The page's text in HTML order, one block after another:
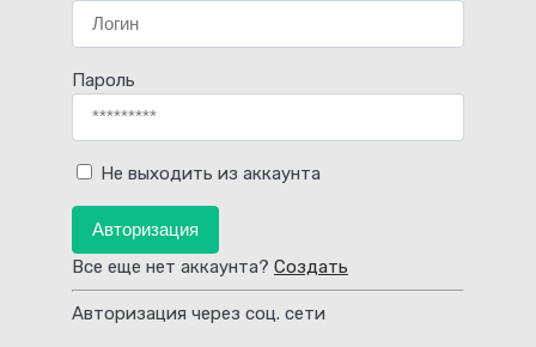
Пароль
Не выходить из аккаунта
Авторизация
Все еще нет аккаунта? Создать
Авторизация через соц. сети